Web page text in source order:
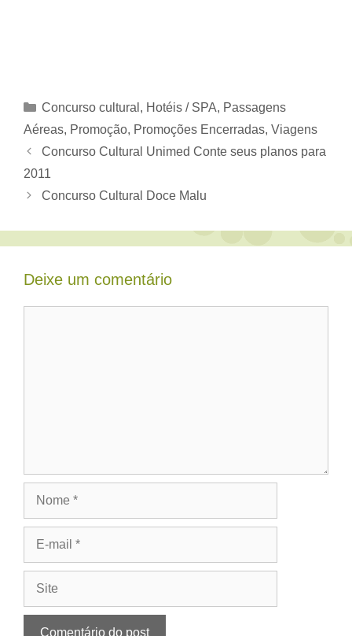
Categorias
Concurso cultural , Hotéis / SPA, Passagens
Aéreas, Promoção, Promoções Encerradas, Viagens
Concurso Cultural Unimed Conte seus planos para
2011
Concurso Cultural Doce Malu
Deixe um comentário